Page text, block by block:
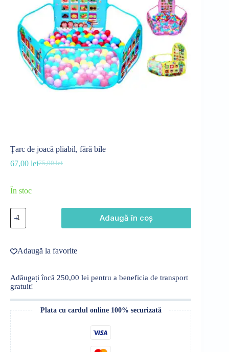
Țarc de joacă pliabil, fără bile
75,00lei
Prețul
67,00 leiPrețul
În stoc
Cantitate
Țarc
de
pliabil,
fără
Adaugă în coș
Adaugă la favorite
Adăugați încă 250,00 lei pentru a beneficia de transport
gratuit!
Plata cu cardul online 100% securizată